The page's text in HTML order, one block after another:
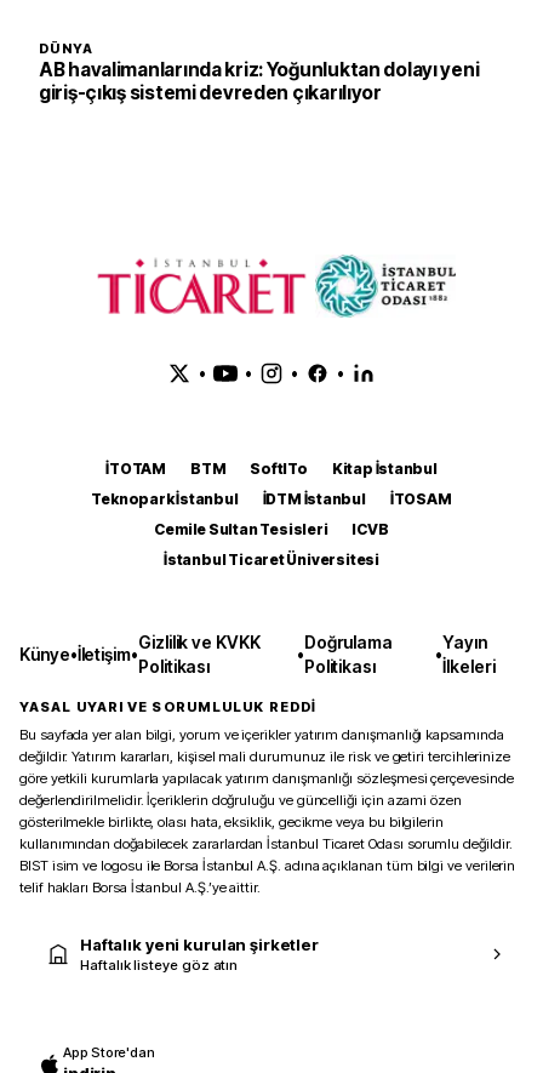
DÜNYA
AB havalimanlarında kriz: Yoğunluktan dolayı yeni
giriş-çıkış sistemi devreden çıkarılıyor
• • • •
İTOTAM BTM SoftITo
Kitap İstanbul
Teknopark İstanbul
İDTM İstanbul
İTOSAM
Cemile Sultan Tesisleri
ICVB
İstanbul Ticaret Üniversitesi
Künye•İletişim•
Gizlilik ve KVKK
Politikası
•
Doğrulama
Politikası
•
Yayın
İlkeleri
YASAL UYARI VE SORUMLULUK REDDİ
Bu sayfada yer alan bilgi, yorum ve içerikler yatırım danışmanlığı kapsamında
değildir. Yatırım kararları, kişisel mali durumunuz ile risk ve getiri tercihlerinize
göre yetkili kurumlarla yapılacak yatırım danışmanlığı sözleşmesi çerçevesinde
değerlendirilmelidir. İçeriklerin doğruluğu ve güncelliği için azami özen
gösterilmekle birlikte, olası hata, eksiklik, gecikme veya bu bilgilerin
kullanımından doğabilecek zararlardan İstanbul Ticaret Odası sorumlu değildir.
BIST isim ve logosu ile Borsa İstanbul A.Ş. adına açıklanan tüm bilgi ve verilerin
telif hakları Borsa İstanbul A.Ş.’ye aittir.
Haftalık yeni kurulan şirketler
Haftalık listeye göz atın
App Store'dan